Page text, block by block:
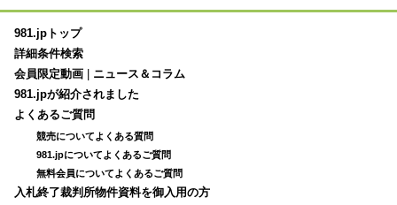
981.jpトップ
詳細条件検索
会員限定動画
ニュース＆コラム
981.jpが紹介されました
よくあるご質問
競売についてよくある質問
981.jpについてよくあるご質問
無料会員についてよくあるご質問
入札終了裁判所物件資料を御入用の方